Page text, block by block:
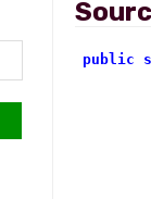
public